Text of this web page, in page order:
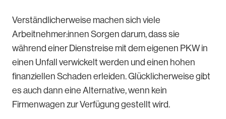
Verständlicherweise machen sich viele
Arbeitnehmer:innen Sorgen darum, dass sie
während einer Dienstreise mit dem eigenen PKW in
einen Unfall verwickelt werden und einen hohen
finanziellen Schaden erleiden. Glücklicherweise gibt
es auch dann eine Alternative, wenn kein
Firmenwagen zur Verfügung gestellt wird.